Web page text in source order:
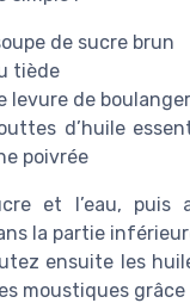
de sucre brun
tiède
levure de
d’huile
poivrée
et l’eau, puis
la partie
ensuite les
moustiques grâce